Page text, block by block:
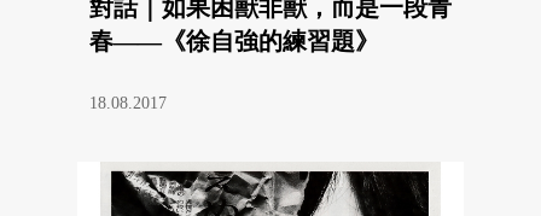
對話｜如果困獸非獸，而是一段青
春——《徐自強的練習題》
18.08.2017